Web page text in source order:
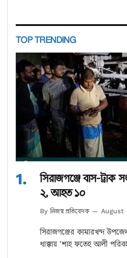
TOP TRENDING
সিরাজগঞ্জে বাস-ট্রাক
২, আহত ১০
By নিজস্ব প্রতিবেদক August
সিরাজগঞ্জের কামারখন্দ
ধাক্কায় ‘শাহ ফতেহ আলী